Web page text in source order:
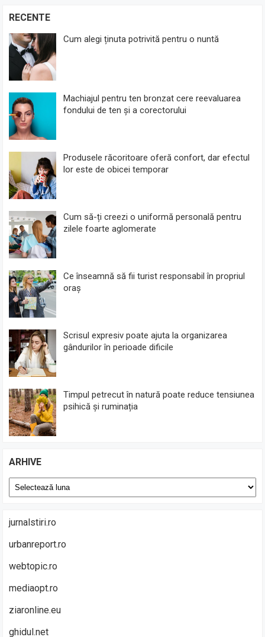
RECENTE
Cum alegi ținuta potrivită pentru o nuntă
Machiajul pentru ten bronzat cere reevaluarea
fondului de ten și a corectorului
Produsele răcoritoare oferă confort, dar efectul
lor este de obicei temporar
Cum să-ți creezi o uniformă personală pentru
zilele foarte aglomerate
Ce înseamnă să fii turist responsabil în propriul
oraș
Scrisul expresiv poate ajuta la organizarea
gândurilor în perioade dificile
Timpul petrecut în natură poate reduce tensiunea
psihică și ruminația
ARHIVE
Arhive
jurnalstiri.ro
urbanreport.ro
webtopic.ro
mediaopt.ro
ziaronline.eu
ghidul.net